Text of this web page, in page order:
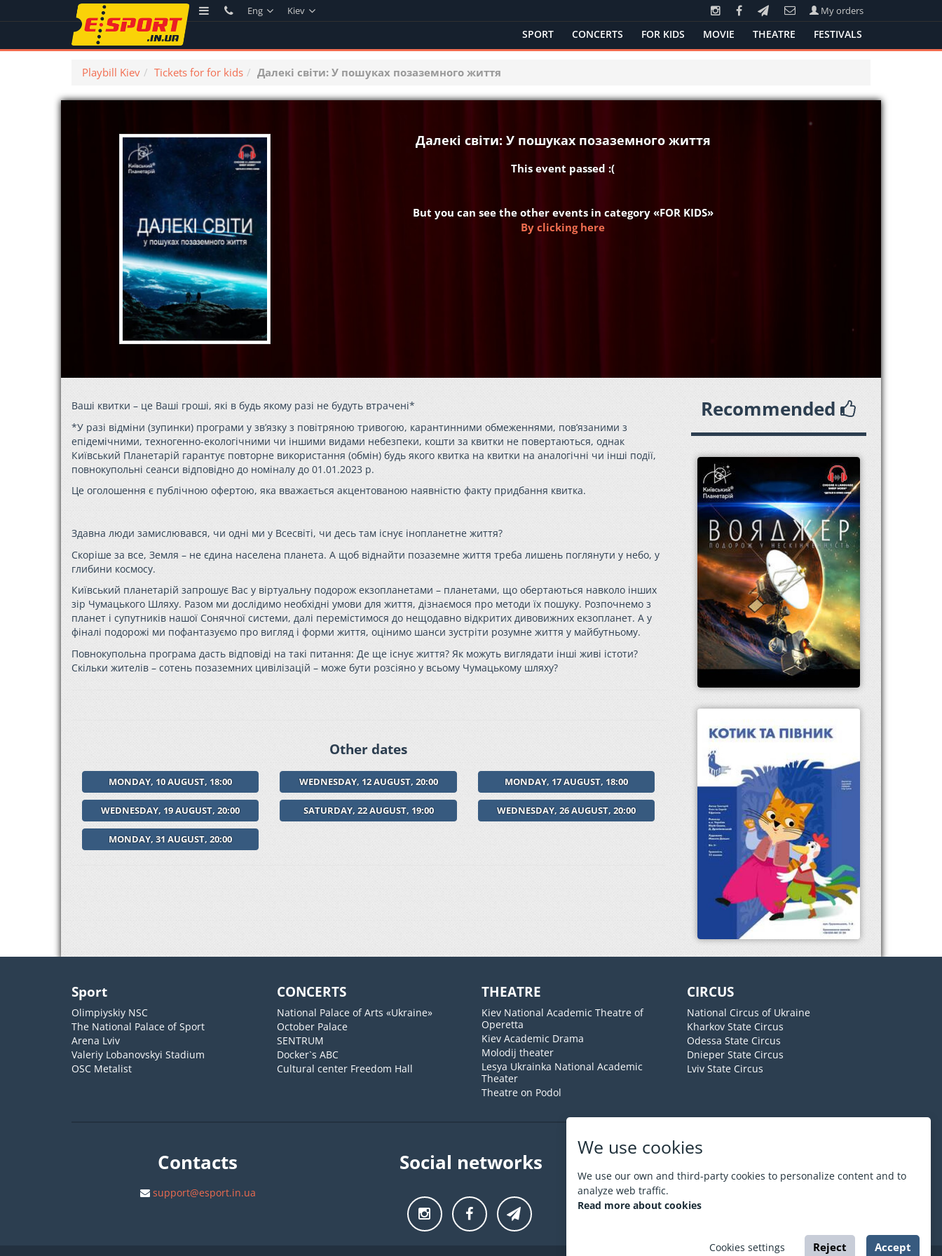
We use cookies
We use our own and third-party cookies to personalize content and to
analyze web traffic.
Read more about cookies
Cookies settings Reject Accept
Eng Kiev My orders
SPORT CONCERTS FOR KIDS MOVIE THEATRE FESTIVALS
Playbill Kiev Tickets for for kids Далекі світи: У пошуках позаземного життя
Далекі світи: У пошуках позаземного життя
This event passed :(
But you can see the other events in category «FOR KIDS»
By clicking here
Ваші квитки – це Ваші гроші, які в будь якому разі не будуть втрачені*
*У разі відміни (зупинки) програми у зв’язку з повітряною тривогою, карантинними обмеженнями, пов’язаними з
епідемічними, техногенно-екологічними чи іншими видами небезпеки, кошти за квитки не повертаються, однак
Київський Планетарій гарантує повторне використання (обмін) будь якого квитка на квитки на аналогічні чи інші події,
повнокупольні сеанси відповідно до номіналу до 01.01.2023 р.
Це оголошення є публічною офертою, яка вважається акцентованою наявністю факту придбання квитка.
Здавна люди замислювався, чи одні ми у Всесвіті, чи десь там існує інопланетне життя?
Скоріше за все, Земля – не єдина населена планета. А щоб віднайти позаземне життя треба лишень поглянути у небо, у
глибини космосу.
Київський планетарій запрошує Вас у віртуальну подорож екзопланетами – планетами, що обертаються навколо інших
зір Чумацького Шляху. Разом ми дослідимо необхідні умови для життя, дізнаємося про методи їх пошуку. Розпочнемо з
планет і супутників нашої Сонячної системи, далі перемістимося до нещодавно відкритих дивовижних екзопланет. А у
фіналі подорожі ми пофантазуємо про вигляд і форми життя, оцінимо шанси зустріти розумне життя у майбутньому.
Повнокупольна програма дасть відповіді на такі питання: Де ще існує життя? Як можуть виглядати інші живі істоти?
Скільки жителів – сотень позаземних цивілізацій – може бути розсіяно у всьому Чумацькому шляху?
Other dates
MONDAY, 10 AUGUST, 18:00 WEDNESDAY, 12 AUGUST, 20:00 MONDAY, 17 AUGUST, 18:00
WEDNESDAY, 19 AUGUST, 20:00 SATURDAY, 22 AUGUST, 19:00 WEDNESDAY, 26 AUGUST, 20:00
MONDAY, 31 AUGUST, 20:00
Recommended
Sport
Olimpiyskiy NSC
The National Palace of Sport
Arena Lviv
Valeriy Lobanovskyi Stadium
OSC Metalist
CONCERTS
National Palace of Arts «Ukraine»
October Palace
SENTRUM
Docker`s ABC
Cultural center Freedom Hall
THEATRE
Kiev National Academic Theatre of
Operetta
Kiev Academic Drama
Molodij theater
Lesya Ukrainka National Academic
Theater
Theatre on Podol
CIRCUS
National Circus of Ukraine
Kharkov State Circus
Odessa State Circus
Dnieper State Circus
Lviv State Circus
Contacts
support@esport.in.ua
Social networks About ESPORT